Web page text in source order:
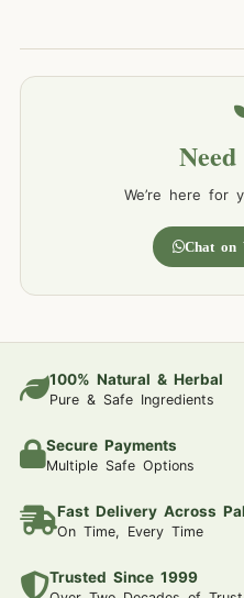
We’re here for
Chat on
100% Natural & Herbal
Pure & Safe Ingredients
Secure Payments
Multiple Safe Options
Fast Delivery Across
On Time, Every Time
Trusted Since 1999